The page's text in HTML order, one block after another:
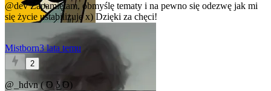
@devZapamiętam, obmyślę tematy i na pewno się odezwę jak mi
się życie ustabilizuje x) Dzięki za chęci!
Mistborn3 lata temu
2
@_hdvn( ͡ʘ ͜ʖ ͡ʘ)